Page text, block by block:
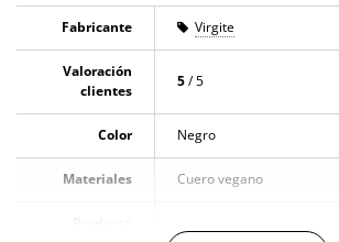
Fabricante Virgite
Valoración
clientes
5/ 5
Color Negro
Materiales Cuero vegano